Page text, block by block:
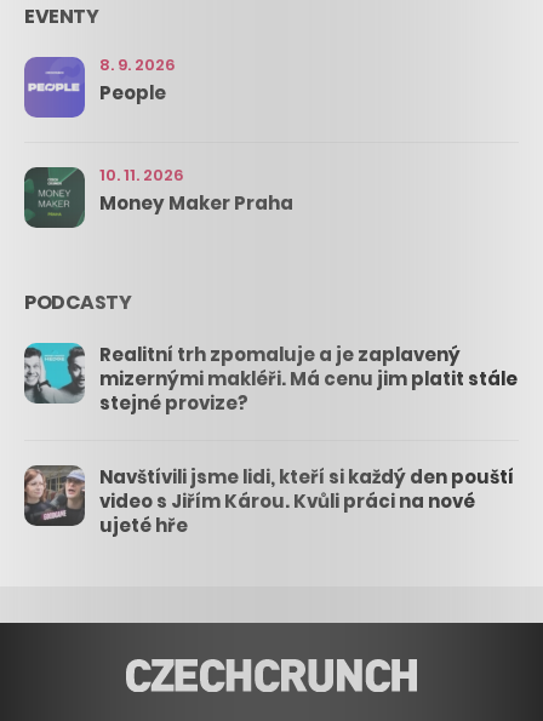
EVENTY
8. 9. 2026
People
10. 11. 2026
Money Maker Praha
PODCASTY
Realitní trh zpomaluje a je zaplavený
mizernými makléři. Má cenu jim platit stále
stejné provize?
Navštívili jsme lidi, kteří si každý den pouští
video s Jiřím Károu. Kvůli práci na nové
ujeté hře